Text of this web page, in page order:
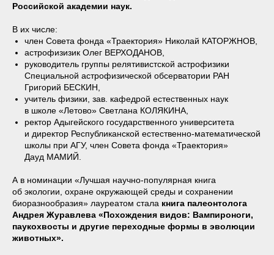
Российской академии наук.
В их числе:
член Совета фонда «Траектория» Николай КАТОРЖНОВ,
астрофизизик Олег ВЕРХОДАНОВ,
руководитель группы релятивистской астрофизики
Специальной астрофизической обсерватории РАН
Григорий БЕСКИН,
учитель физики, зав. кафедрой естественных наук
в школе «Летово» Светлана КОЛЯКИНА,
ректор Адыгейского государственного университета
и директор Республиканской естественно-математической
школы при АГУ, член Совета фонда «Траектория»
Дауд МАМИЙ.
А в номинации «Лучшая научно-популярная книга
об экологии, охране окружающей среды и сохранении
биоразнообразия» лауреатом стала книга палеонтолога
Андрея Журавлева «Похождения видов: Вампироноги,
паукохвосты и другие переходные формы в эволюции
животных».